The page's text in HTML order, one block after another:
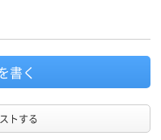
書く
トする